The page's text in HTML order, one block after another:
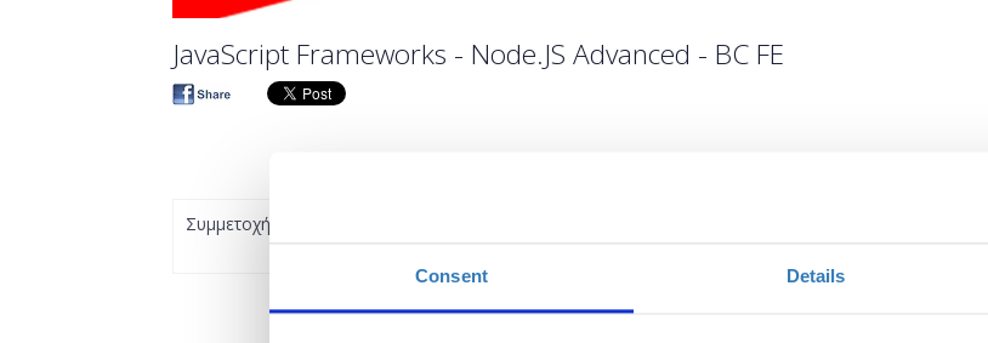
Consent Details
JavaScript Frameworks - Node.JS Advanced - BC FE
Συμμετοχή
έχει λήξει.